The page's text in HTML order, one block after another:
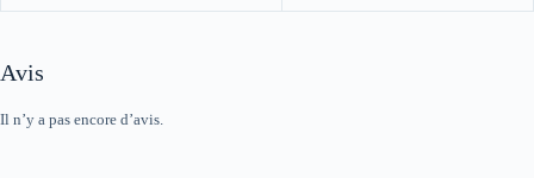
Avis
Il n’y a pas encore d’avis.